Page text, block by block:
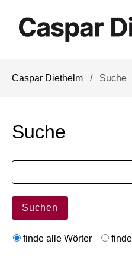
überspringen
Caspar Diethelm Suche
Suche
Suchen
Optionen
finde alle Wörter